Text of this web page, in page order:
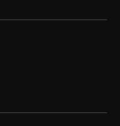
nuestra web